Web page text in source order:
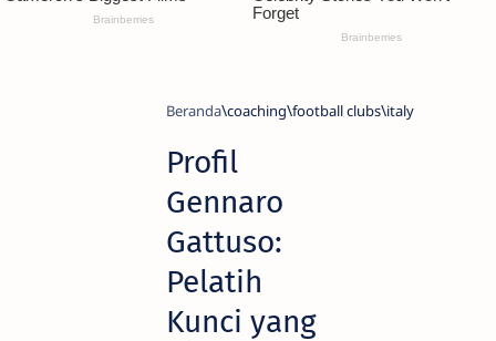
Beranda coaching football clubs italy
Profil
Gennaro
Gattuso:
Pelatih
Kunci yang